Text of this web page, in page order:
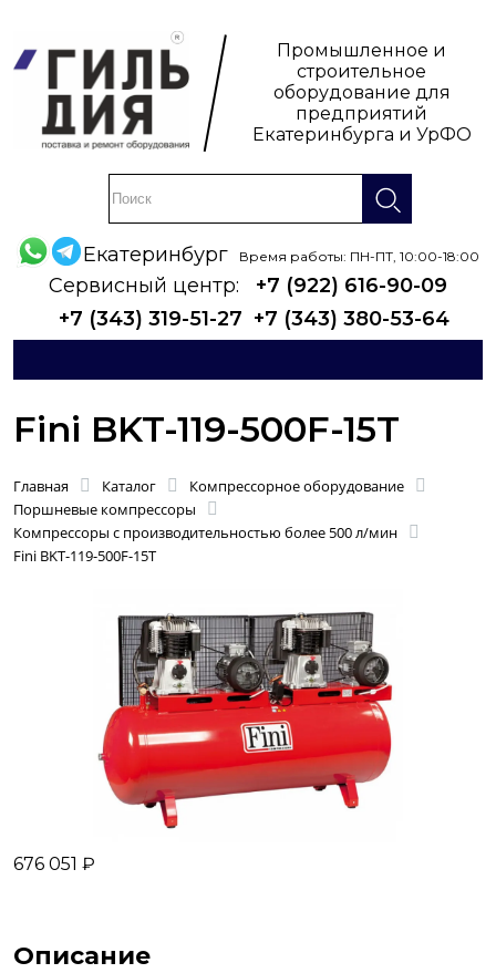
Промышленное и
строительное
оборудование для
предприятий
Екатеринбурга и УрФО
Екатеринбург Время работы: ПН-ПТ, 10:00-18:00
Сервисный центр:
+7 (922) 616-90-09
+7 (343) 319-51-27 +7 (343) 380-53-64
Fini BKT-119-500F-15T
Главная Каталог
Компрессорное оборудование
Поршневые компрессоры
Компрессоры с производительностью более 500 л/мин
Fini BKT-119-500F-15T
676 051 ₽
Описание